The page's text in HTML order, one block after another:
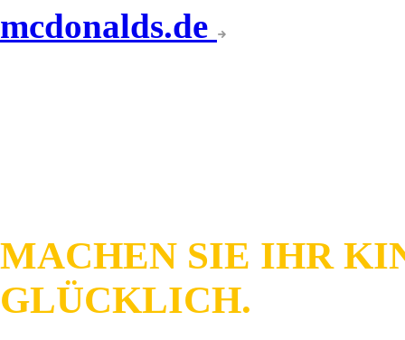
mcdonalds.de
MACHEN SIE IHR
GLÜCKLICH.